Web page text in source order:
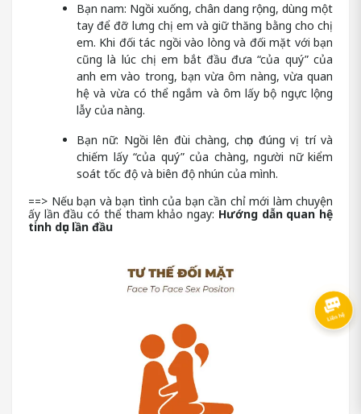
Bạn nam: Ngồi xuống, chân dang rộng, dùng một
tay để đỡ lưng chị em và giữ thăng bằng cho chị
em. Khi đối tác ngồi vào lòng và đối mặt với bạn
cũng là lúc chị em bắt đầu đưa “của quý” của
anh em vào trong, bạn vừa ôm nàng, vừa quan
hệ và vừa có thể ngắm và ôm lấy bộ ngực lộng
lẫy của nàng.
Bạn nữ: Ngồi lên đùi chàng, chọn đúng vị trí và
chiếm lấy “của quý” của chàng, người nữ kiểm
soát tốc độ và biên độ nhún của mình.
==> Nếu bạn và bạn tình của bạn cần chỉ mới làm chuyện
ấy lần đầu có thể tham khảo ngay: Hướng dẫn quan hệ
tinh dục lần đầu